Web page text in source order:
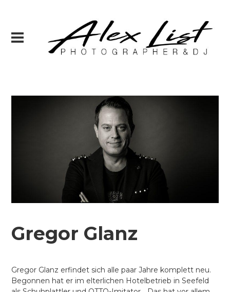
Gregor Glanz
Gregor Glanz erfindet sich alle paar Jahre komplett neu.
Begonnen hat er im elterlichen Hotelbetrieb in Seefeld